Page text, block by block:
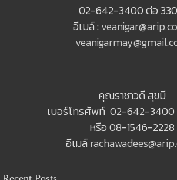
02-642-3400 ต่อ
อีเมล์ :
คุณราชาวดี สุขมี
เบอร์โทรศัพท์ 02-642-3400
หรือ 08-1546-2228
อีเมล์